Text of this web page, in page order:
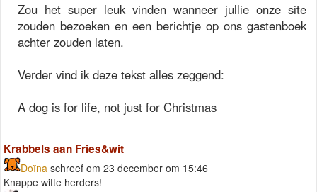
Zou het super leuk vinden wanneer jullie onze site
zouden bezoeken en een berichtje op ons gastenboek
achter zouden laten.
Verder vind ik deze tekst alles zeggend:
A dog is for life, not just for Christmas
Krabbels aan Fries&wit
Doïna schreef om 23 december om 15:46
Knappe witte herders!